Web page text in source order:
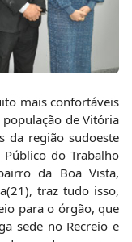
mais confortáveis
de Vitória
da região sudoeste
do Trabalho
da Boa Vista,
traz tudo isso,
para o órgão, que
sede no Recreio e